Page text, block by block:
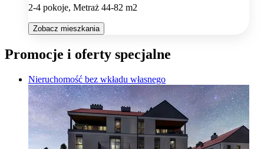
2-4 pokoje, Metraż 44-82 m2
Zobacz mieszkania
Promocje i oferty specjalne
Nieruchomość bez wkładu własnego